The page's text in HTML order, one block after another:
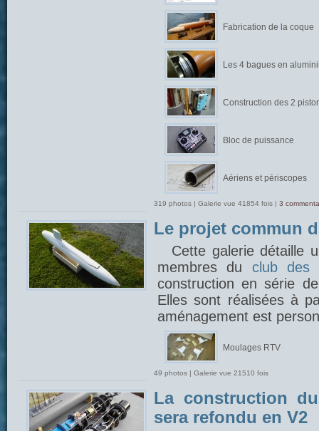
Fabrication de la coque
Les 4 bagues en
Construction des 2
Bloc de puissance
Aériens et périscopes
319 photos | Galerie vue 41854 fois | 3
Le projet commun
Cette galerie détaille
membres du club des
construction en série
Elles sont réalisées à
aménagement est
Moulages RTV
49 photos | Galerie vue 21510 fois
La construction
sera refondu en V2